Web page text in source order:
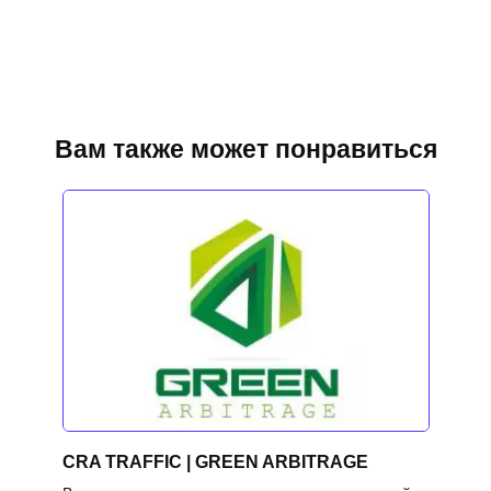
Вам также может понравиться
CRA TRAFFIC | GREEN ARBITRAGE